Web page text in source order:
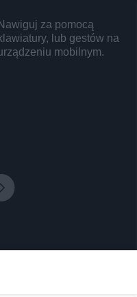
za pomocą
lub gestów na
mobilnym.